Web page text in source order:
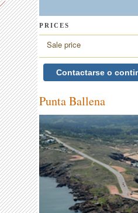
PRICES
Sale price
Contactarse o
Punta Ballena